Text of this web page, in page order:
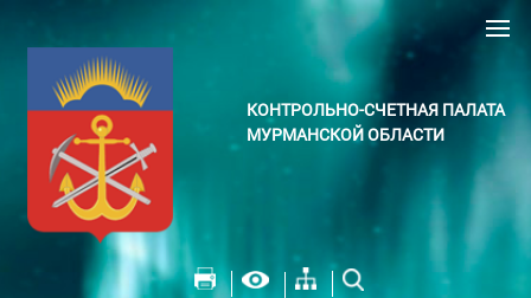
КОНТРОЛЬНО-СЧЕТНАЯ ПАЛАТА
МУРМАНСКОЙ ОБЛАСТИ